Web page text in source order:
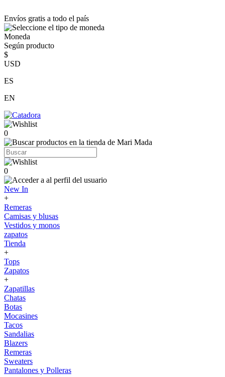
Envíos gratis a todo el país
Moneda
Según producto
$
USD
ES
EN
0
0
New In
+
Remeras
Camisas y blusas
Vestidos y monos
zapatos
Tienda
+
Tops
Zapatos
+
Zapatillas
Chatas
Botas
Mocasines
Tacos
Sandalias
Blazers
Remeras
Sweaters
Pantalones y Polleras